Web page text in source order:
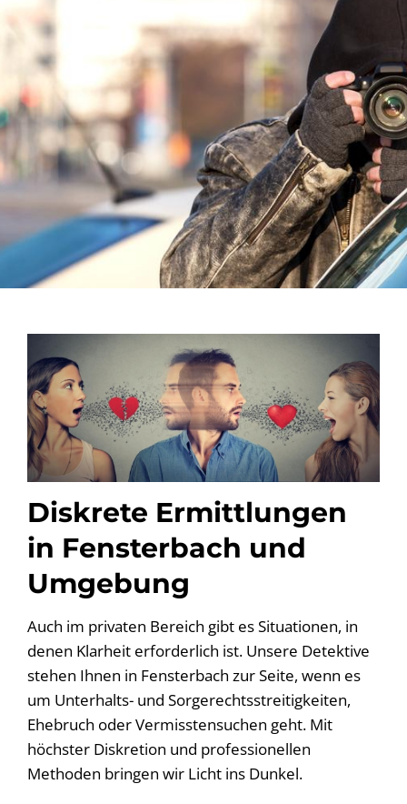
Diskrete Ermittlungen
in Fensterbach und
Umgebung
Auch im privaten Bereich gibt es Situationen, in
denen Klarheit erforderlich ist. Unsere Detektive
stehen Ihnen in Fensterbach zur Seite, wenn es
um Unterhalts- und Sorgerechtsstreitigkeiten,
Ehebruch oder Vermisstensuchen geht. Mit
höchster Diskretion und professionellen
Methoden bringen wir Licht ins Dunkel.